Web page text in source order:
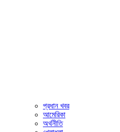
প্রধান খবর
আমেরিকা
অর্থনীতি